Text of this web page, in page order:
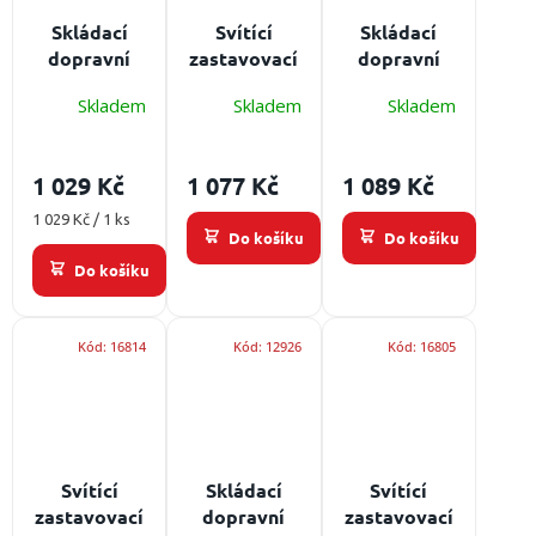
Skládací
dopravní
podsvícením
zdroj: LED,
výška: 560
mm
Skladem
1 029 Kč
Měrná
1 029 Kč / 1 ks
Do košíku
Svítící
zastavovací
Osvětlení:
Skladem
1 077 Kč
Do košíku
Skládací
dopravní
DELPAC
zdroj: LED,
výška: 450
mm
Skladem
1 089 Kč
Do košíku
Svítící
zastavovací
Kód: 16814
Skládací
dopravní
Kód: 12926
Svítící
zastavovací
Kód: 16805